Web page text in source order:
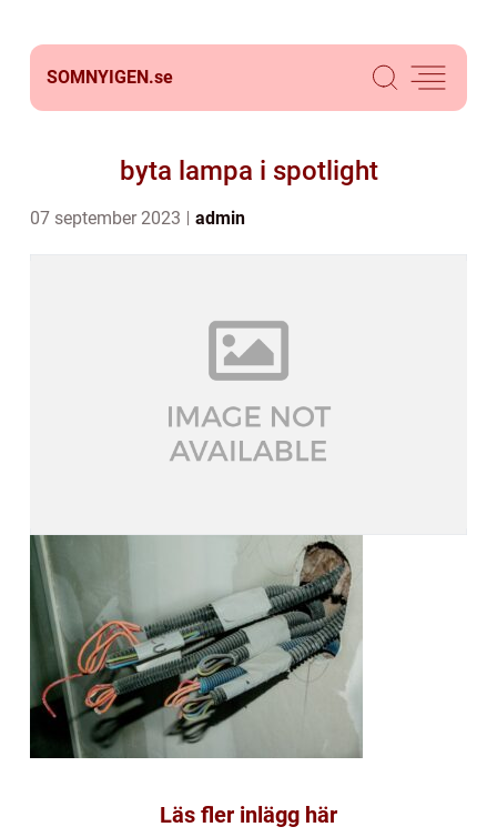
SOMNYIGEN.se
byta lampa i spotlight
07 september 2023 admin
Läs fler inlägg här